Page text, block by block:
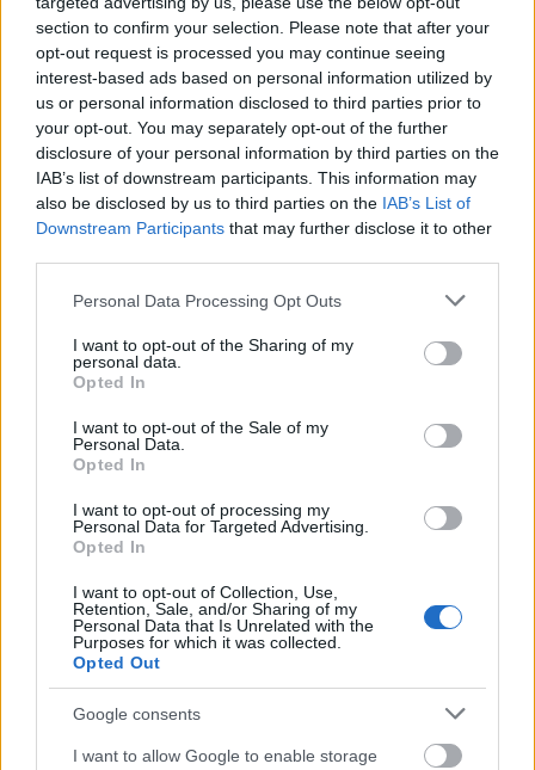
section to confirm your selection. Please note that after your
opt-out request is processed you may continue seeing
interest-based ads based on personal information utilized by
us or personal information disclosed to third parties prior to
your opt-out. You may separately opt-out of the further
disclosure of your personal information by third parties on the
IAB’s list of downstream participants. This information may
also be disclosed by us to third parties on the IAB’s List of
Downstream Participants that may further disclose it to other
Please note that this website/app uses one or more Google
not limited to your visit or usage behaviour. You may click to
grant or deny consent to Google and its third-party tags to
use your data for below specified purposes in below Google
consent section.
Personal Data Processing Opt Outs
I want to opt-out of the Sharing of my
personal data.
Opted In
I want to opt-out of the Sale of my
Personal Data.
Opted In
I want to opt-out of processing my
Personal Data for Targeted Advertising.
Opted In
I want to opt-out of Collection, Use,
Retention, Sale, and/or Sharing of my
Personal Data that Is Unrelated with the
Purposes for which it was collected.
Opted Out
Google consents
I want to allow Google to enable storage
meditációval ünnepli a
góljait
Erling Haaland megjelenése szinte azonnal
megjegyezhető.
A magas, szőke futballista valóban
úgy fest, mintha egy skandináv mondából érkezett
volna. Nem véletlen, hogy sokan Thorhoz, a
sztárt, és portréjában éppen ezt a különleges
kettősséget emelte ki: Haaland fizikailag elképesztő
erőt képvisel a pályán, mégis nyugodt, szinte
meditatív személyiség.
Gólöröme pedig mára egyenesen a védjegyévé vált:
meditációs pózt vesz fel.